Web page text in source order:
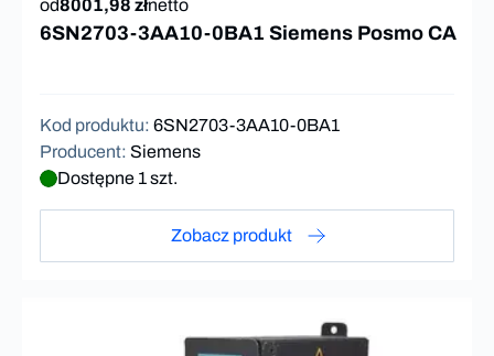
od8001,98 złnetto
6SN2703-3AA10-0BA1 Siemens Posmo CA
Kod produktu: 6SN2703-3AA10-0BA1
Producent: Siemens
Dostępne 1 szt.
Zobacz produkt